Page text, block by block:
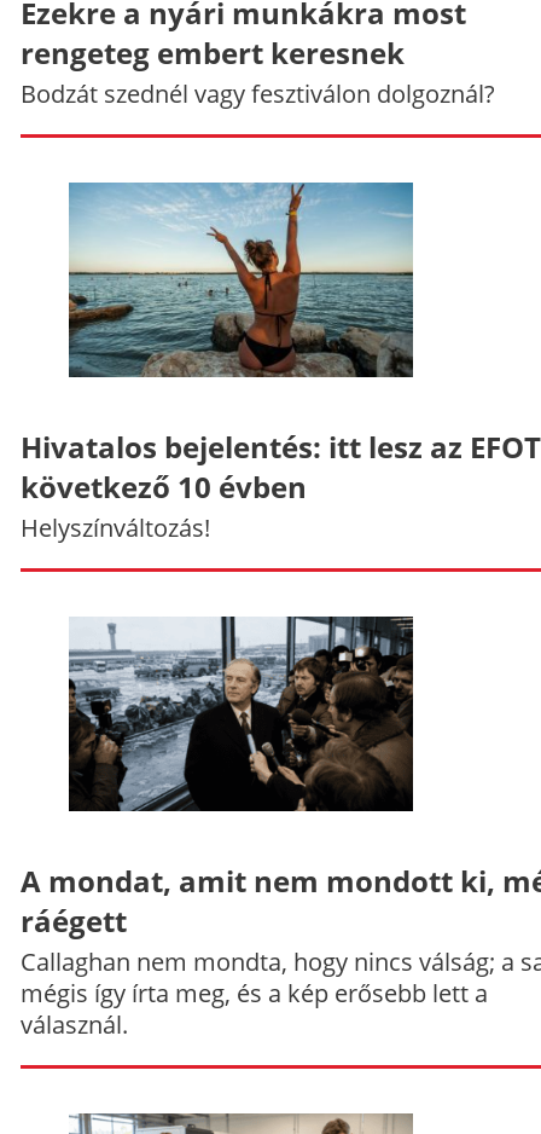
Ezekre a nyári munkákra most
rengeteg embert keresnek
Bodzát szednél vagy fesztiválon dolgoznál?
Hivatalos bejelentés: itt lesz az
következő 10 évben
Helyszínváltozás!
A mondat, amit nem mondott ki,
ráégett
Callaghan nem mondta, hogy nincs válság; a
mégis így írta meg, és a kép erősebb lett a
válasznál.